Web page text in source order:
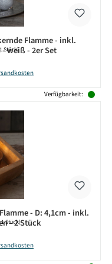
Flamme - inkl.
weiß - 2er Set
Stück)
Verfügbarkeit:
- D: 4,1cm - inkl.
- 2 Stück
Stück)